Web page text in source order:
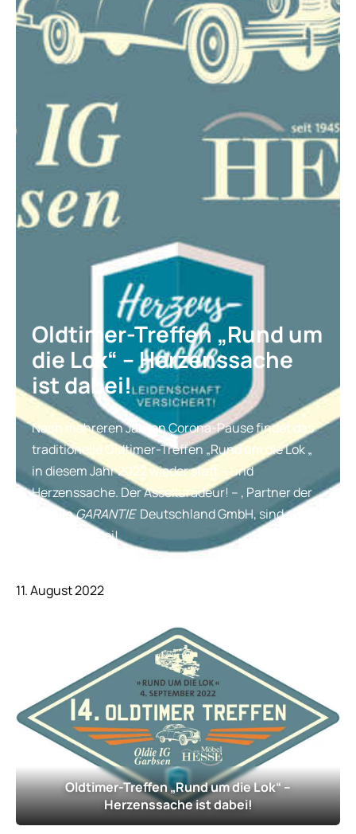
Mobile Device
Elektronik
Oldtimer-Treffen „Rund um
die Lok“ – Herzenssache
ist dabei!
Nach mehreren Jahren Corona-Pause findet das
traditionelle Oldtimer-Treffen „Rund um die Lok „
in diesem Jahr 2022 wieder statt – und
Herzenssache. Der Assekuradeur! – , Partner der
mobileGARANTIE Deutschland GmbH, sind als
Sponsor dabei!
11. August 2022
Oldtimer-Treffen „Rund um die Lok“ –
Herzenssache ist dabei!